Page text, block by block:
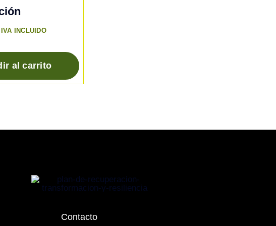
IVA INCLUIDO
al carrito
Contacto